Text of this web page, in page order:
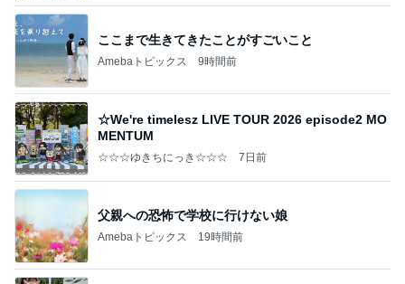
ここまで生きてきたことがすごいこと
Amebaトピックス 9時間前
☆We're timelesz LIVE TOUR 2026 episode2 MO
MENTUM
☆☆☆ゆきちにっき☆☆☆ 7日前
父親への恐怖で学校に行けない娘
Amebaトピックス 19時間前